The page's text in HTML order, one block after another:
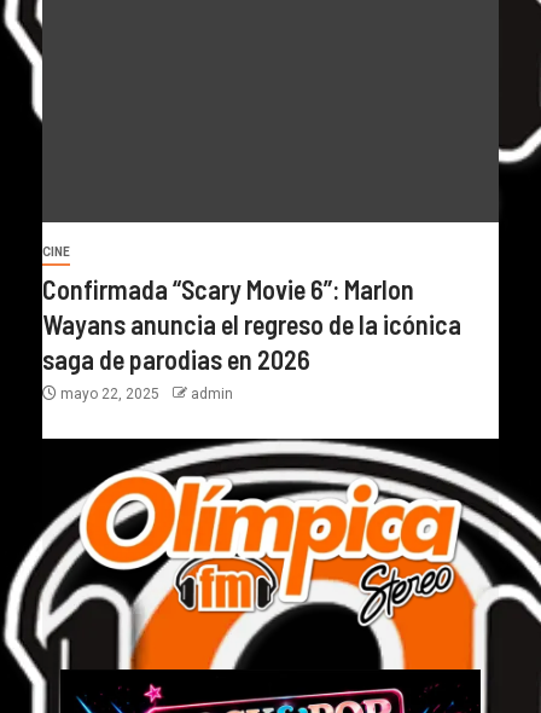
CINE
Confirmada “Scary Movie 6”: Marlon
Wayans anuncia el regreso de la icónica
saga de parodias en 2026
mayo 22, 2025 admin